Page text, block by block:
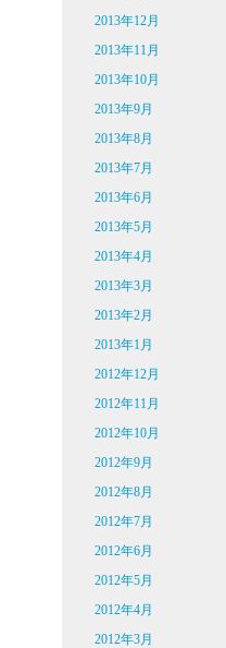
2013年12月
2013年11月
2013年10月
2013年9月
2013年8月
2013年7月
2013年6月
2013年5月
2013年4月
2013年3月
2013年2月
2013年1月
2012年12月
2012年11月
2012年10月
2012年9月
2012年8月
2012年7月
2012年6月
2012年5月
2012年4月
2012年3月